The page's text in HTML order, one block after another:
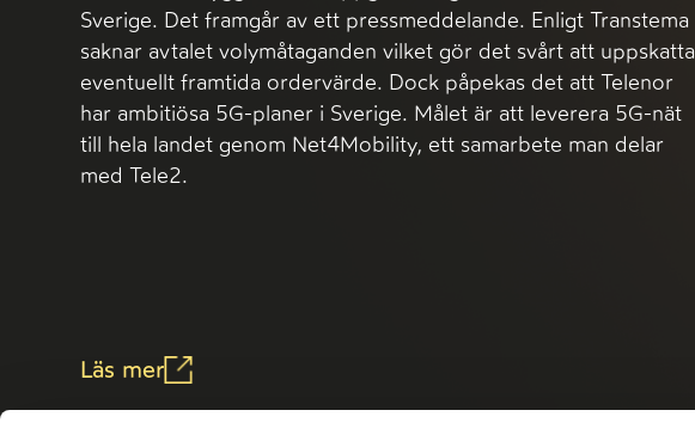
Sverige. Det framgår av ett pressmeddelande. Enligt Transtema
saknar avtalet volymåtaganden vilket gör det svårt att uppskatta
eventuellt framtida ordervärde. Dock påpekas det att Telenor
har ambitiösa 5G-planer i Sverige. Målet är att leverera 5G-nät
till hela landet genom Net4Mobility, ett samarbete man delar
med Tele2.
Läs mer